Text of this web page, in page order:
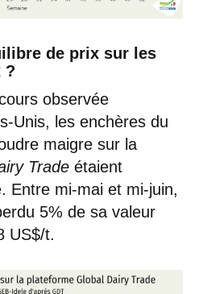
de prix sur les
?
observée
Unis, les enchères du
maigre sur la
Trade étaient
Entre mi-mai et mi-juin,
5% de sa valeur
US$/t.